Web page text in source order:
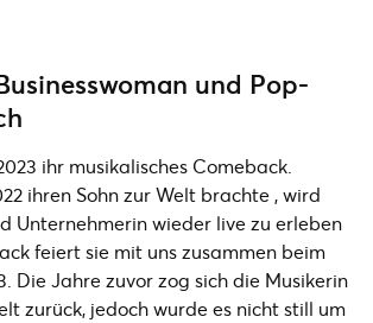
und Pop-
ihr musikalisches Comeback.
ihren Sohn zur Welt brachte , wird
Unternehmerin wieder live zu erleben
feiert sie mit uns zusammen beim
Die Jahre zuvor zog sich die Musikerin
zurück, jedoch wurde es nicht still um